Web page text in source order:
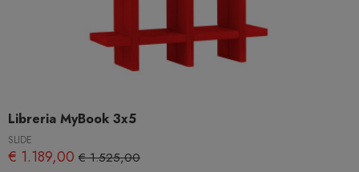
Libreria MyBook 3x5
SLIDE
€ 1.189,00 € 1.525,00